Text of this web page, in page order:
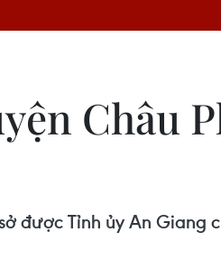
Châu
được Tỉnh ủy An